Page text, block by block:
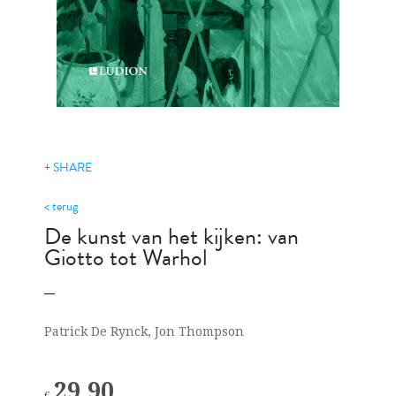
+ SHARE
< terug
De kunst van het kijken: van
Giotto tot Warhol
Patrick De Rynck, Jon Thompson